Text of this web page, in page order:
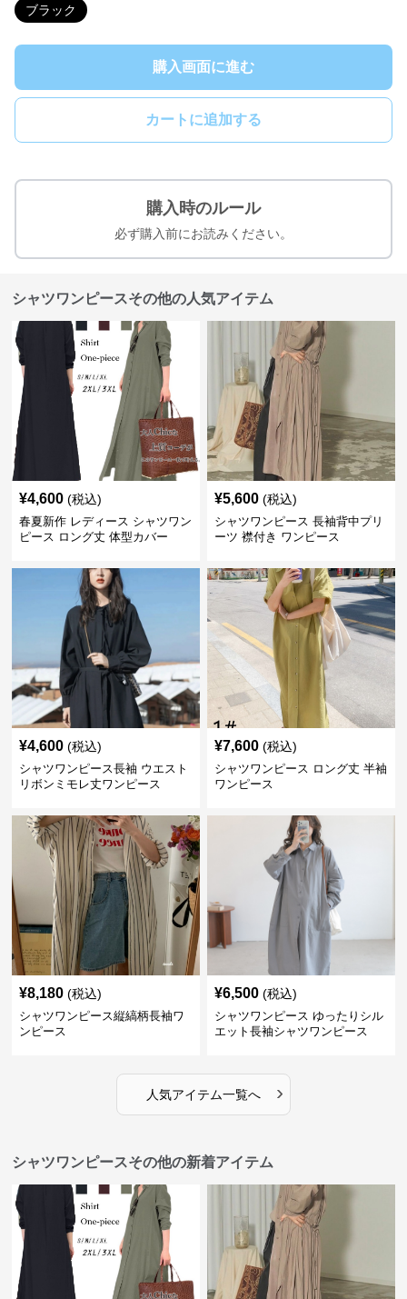
ブラック
購入画面に進む
カートに追加する
購入時のルール
必ず購入前にお読みください。
シャツワンピースその他の人気アイテム
¥4,600 (税込)
春夏新作 レディース シャツワン
ピース ロング丈 体型カバー
¥5,600 (税込)
シャツワンピース 長袖背中プリ
ーツ 襟付き ワンピース
¥4,600 (税込)
シャツワンピース長袖 ウエスト
リボンミモレ丈ワンピース
¥7,600 (税込)
シャツワンピース ロング丈 半袖
ワンピース
¥8,180 (税込)
シャツワンピース縦縞柄長袖ワ
ンピース
¥6,500 (税込)
シャツワンピース ゆったりシル
エット長袖シャツワンピース
人気アイテム一覧へ ›
シャツワンピースその他の新着アイテム